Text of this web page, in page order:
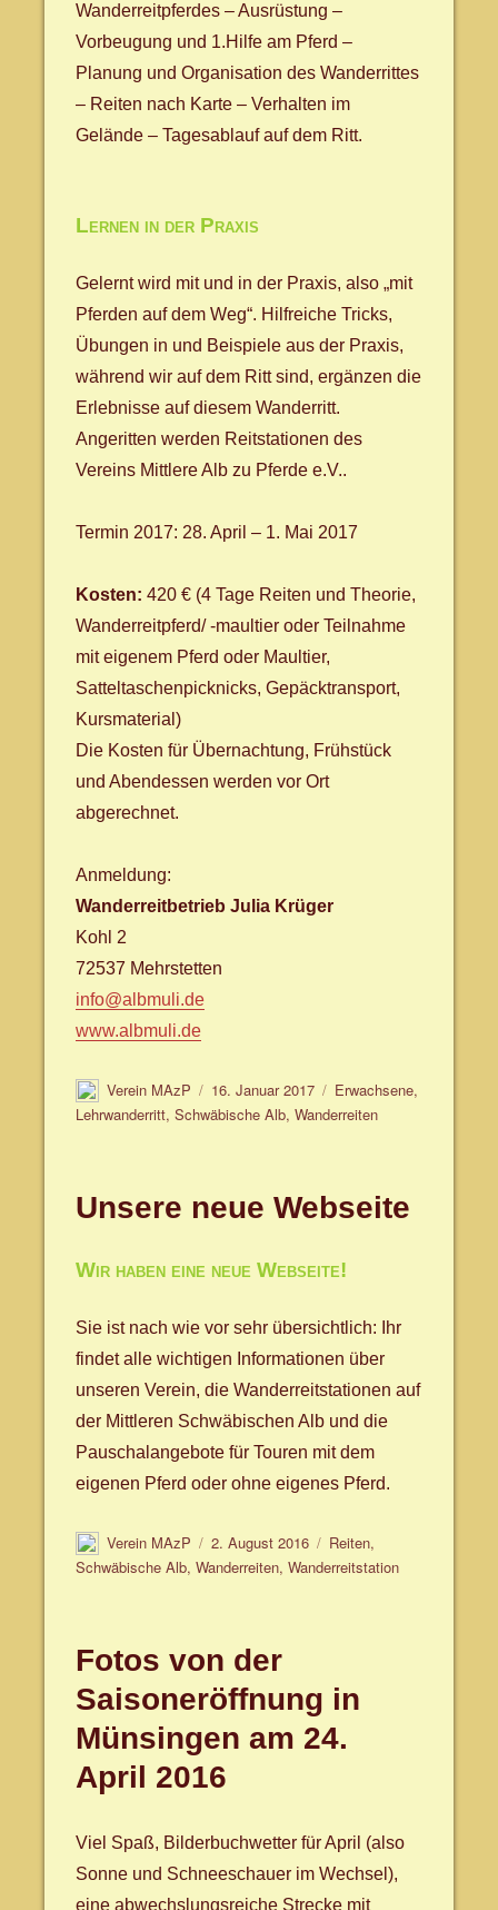
Wanderreitpferdes – Ausrüstung –
Vorbeugung und 1.Hilfe am Pferd –
Planung und Organisation des Wanderrittes
– Reiten nach Karte – Verhalten im
Gelände – Tagesablauf auf dem Ritt.
Lernen in der Praxis
Gelernt wird mit und in der Praxis, also „mit
Pferden auf dem Weg“. Hilfreiche Tricks,
Übungen in und Beispiele aus der Praxis,
während wir auf dem Ritt sind, ergänzen die
Erlebnisse auf diesem Wanderritt.
Angeritten werden Reitstationen des
Vereins Mittlere Alb zu Pferde e.V..
Termin 2017: 28. April – 1. Mai 2017
Kosten: 420 € (4 Tage Reiten und Theorie,
Wanderreitpferd/ -maultier oder Teilnahme
mit eigenem Pferd oder Maultier,
Satteltaschenpicknicks, Gepäcktransport,
Kursmaterial)
Die Kosten für Übernachtung, Frühstück
und Abendessen werden vor Ort
abgerechnet.
Anmeldung:
Wanderreitbetrieb Julia Krüger
Kohl 2
72537 Mehrstetten
info@albmuli.de
www.albmuli.de
Autor
Verein MAzP
Veröffentlicht
am
16. Januar 2017 Schlagwörter
Erwachsene,
Lehrwanderritt,Schwäbische Alb,Wanderreiten
Unsere neue Webseite
Wir haben eine neue Webseite!
Sie ist nach wie vor sehr übersichtlich: Ihr
findet alle wichtigen Informationen über
unseren Verein, die Wanderreitstationen auf
der Mittleren Schwäbischen Alb und die
Pauschalangebote für Touren mit dem
eigenen Pferd oder ohne eigenes Pferd.
Autor
Verein MAzP
Veröffentlicht
am
2. August 2016 Schlagwörter
Reiten,
Schwäbische Alb,Wanderreiten,Wanderreitstation
Fotos von der
Saisoneröffnung in
Münsingen am 24.
April 2016
Viel Spaß, Bilderbuchwetter für April (also
Sonne und Schneeschauer im Wechsel),
eine abwechslungsreiche Strecke mit